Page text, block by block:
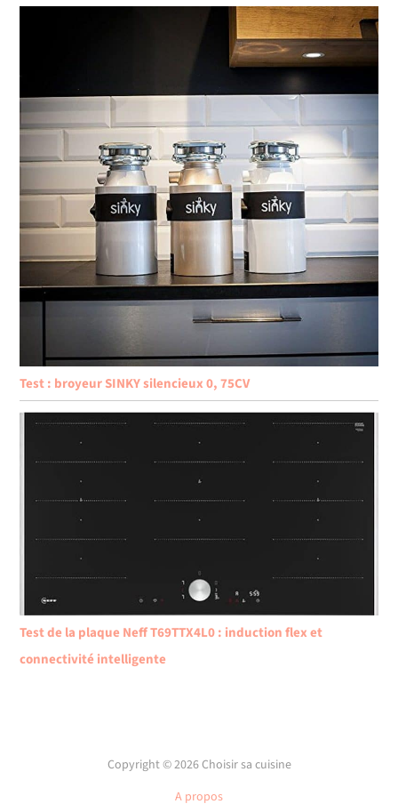
Test : broyeur SINKY silencieux 0, 75CV
Test de la plaque Neff T69TTX4L0 : induction flex et
connectivité intelligente
Copyright © 2026 Choisir sa cuisine
A propos